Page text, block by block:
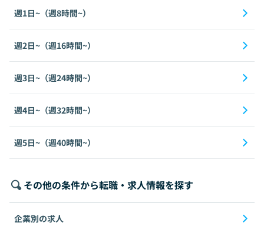
週1日~（週8時間~）
週2日~（週16時間~）
週3日~（週24時間~）
週4日~（週32時間~）
週5日~（週40時間~）
その他の条件から転職・求人情報を探す
企業別の求人